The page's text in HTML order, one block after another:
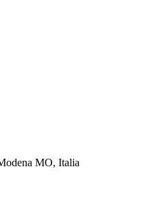
MO, Italia